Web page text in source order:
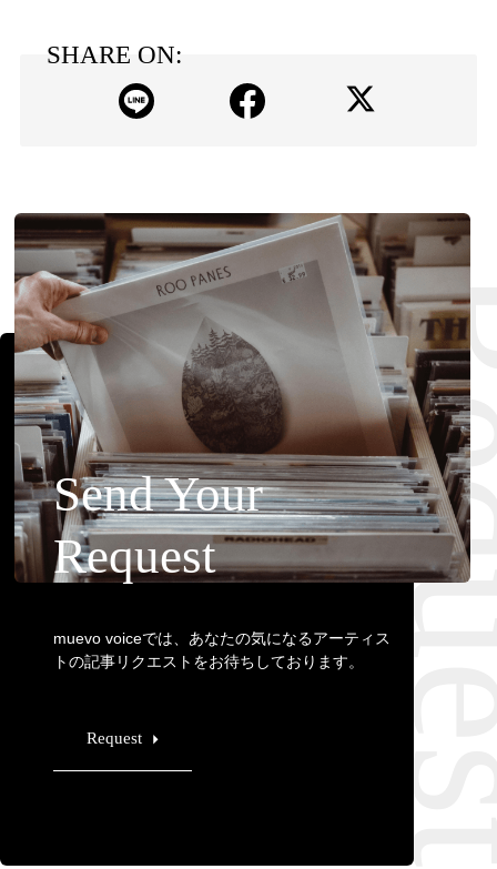
SHARE ON:
Send Your
Request
muevo voiceでは、あなたの気になるアーティス
トの記事リクエストをお待ちしております。
Request